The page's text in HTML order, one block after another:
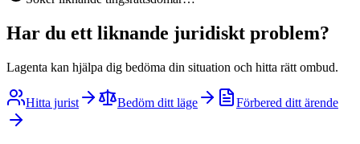
Har du ett liknande juridiskt problem?
Lagenta kan hjälpa dig bedöma din situation och hitta rätt ombud.
Hitta jurist Bedöm ditt läge Förbered ditt ärende